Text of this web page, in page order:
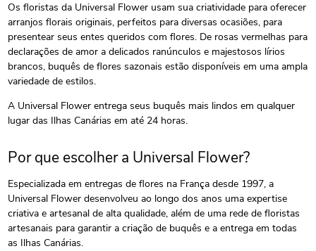
Os floristas da Universal Flower usam sua criatividade para oferecer
arranjos florais originais, perfeitos para diversas ocasiões, para
presentear seus entes queridos com flores. De rosas vermelhas para
declarações de amor a delicados ranúnculos e majestosos lírios
brancos, buquês de flores sazonais estão disponíveis em uma ampla
variedade de estilos.
A Universal Flower entrega seus buquês mais lindos em qualquer
lugar das Ilhas Canárias em até 24 horas.
Por que escolher a Universal Flower?
Especializada em entregas de flores na França desde 1997, a
Universal Flower desenvolveu ao longo dos anos uma expertise
criativa e artesanal de alta qualidade, além de uma rede de floristas
artesanais para garantir a criação de buquês e a entrega em todas
as Ilhas Canárias.